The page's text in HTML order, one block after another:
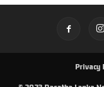
Privacy